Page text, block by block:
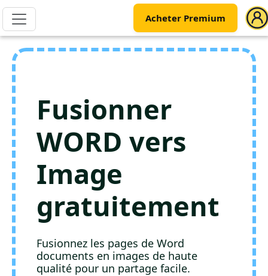
Acheter Premium
Fusionner
WORD vers
Image
gratuitement
Fusionnez les pages de Word
documents en images de haute
qualité pour un partage facile.